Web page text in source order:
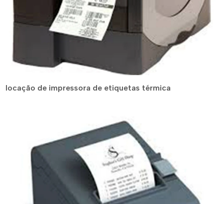
locação de impressora de etiquetas térmica